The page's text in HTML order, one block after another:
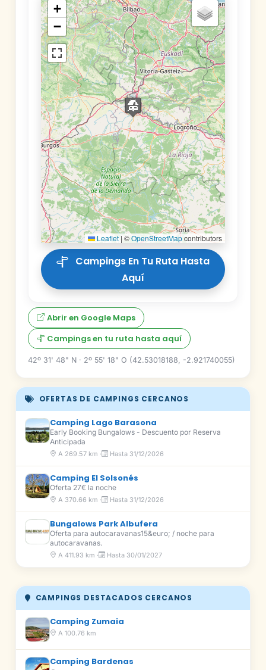
+
−
Leaflet | ©OpenStreetMapcontributors
Aquí
Abrir en Google Maps
Campings en tu ruta hasta aquí
42º 31' 48" N · 2º 55' 18" O (42.53018188, -2.921740055)
OFERTAS DE CAMPINGS CERCANOS
Camping Lago Barasona
Early Booking Bungalows - Descuento por Reserva
Anticipada
A 269.57 km · Hasta 31/12/2026
Camping El Solsonés
Oferta 27€ la noche
A 370.66 km · Hasta 31/12/2026
Bungalows Park Albufera
Oferta para autocaravanas15&euro; / noche para
autocaravanas.
A 411.93 km · Hasta 30/01/2027
CAMPINGS DESTACADOS CERCANOS
Camping Zumaia
A 100.76 km
Camping Bardenas